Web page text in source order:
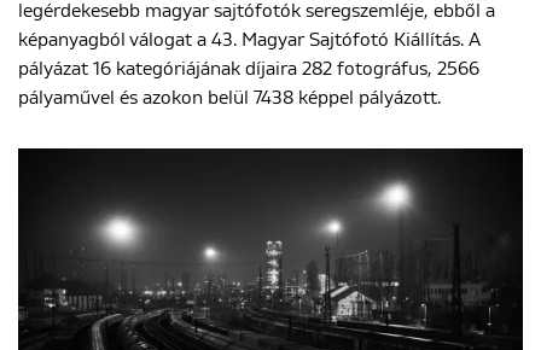
legérdekesebb magyar sajtófotók seregszemléje, ebből a
képanyagból válogat a 43. Magyar Sajtófotó Kiállítás. A
pályázat 16 kategóriájának díjaira 282 fotográfus, 2566
pályaművel és azokon belül 7438 képpel pályázott.